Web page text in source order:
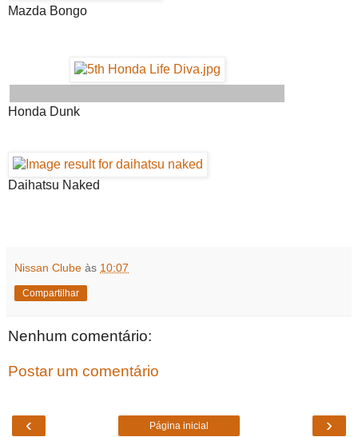
Mazda Bongo
Honda Dunk
Daihatsu Naked
Nissan Clube às 10:07
Compartilhar
Nenhum comentário:
Postar um comentário
‹ ›
Página inicial